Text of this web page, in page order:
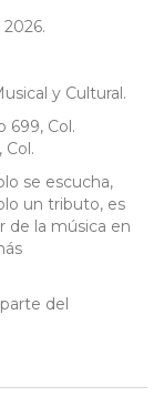
y Cultural.
699, Col.
Col.
se escucha,
un tributo, es
de la música en
del